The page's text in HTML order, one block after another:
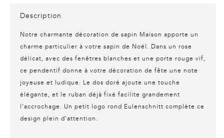
Description
Notre charmante décoration de sapin Maison apporte un
charme particulier à votre sapin de Noël. Dans un rose
délicat, avec des fenêtres blanches et une porte rouge vif,
ce pendentif donne à votre décoration de fête une note
joyeuse et ludique. Le dos doré ajoute une touche
élégante, et le ruban déjà fixé facilite grandement
l'accrochage. Un petit logo rond Eulenschnitt complète ce
design plein d'attention.